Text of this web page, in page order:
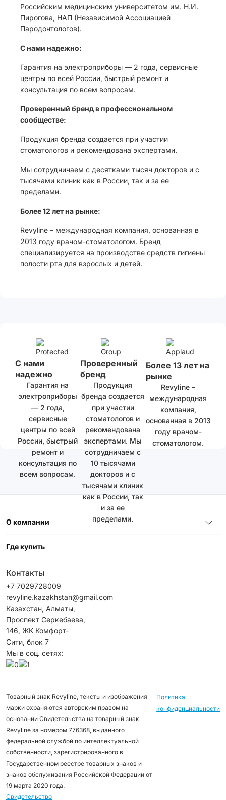
Российским медицинским университетом им. Н.И.
Пирогова, НАП (Независимой Ассоциацией
Пародонтологов).
С нами надежно:
Гарантия на электроприборы — 2 года, сервисные
центры по всей России, быстрый ремонт и
консультация по всем вопросам.
Проверенный бренд в профессиональном
сообществе:
Продукция бренда создается при участии
стоматологов и рекомендована экспертами.
Мы сотрудничаем с десятками тысяч докторов и с
тысячами клиник как в России, так и за ее
пределами.
Более 12 лет на рынке:
Revyline – международная компания, основанная в
2013 году врачом-стоматологом. Бренд
специализируется на производстве средств гигиены
полости рта для взрослых и детей.
С нами
надежно
Гарантия на
электроприборы
— 2 года,
сервисные
центры по всей
России, быстрый
ремонт и
консультация по
всем вопросам.
Проверенный
бренд
Продукция
бренда создается
при участии
стоматологов и
рекомендована
экспертами. Мы
сотрудничаем с
10 тысячами
докторов и с
тысячами клиник
как в России, так
и за ее
пределами.
Более 13 лет на
рынке
Revyline –
международная
компания,
основанная в 2013
году врачом-
стоматологом.
О компании
Где купить
Контакты
+7 7029728009
revyline.kazakhstan@gmail.com
Казахстан, Алматы,
Проспект Серкебаева,
146, ЖК Комфорт-
Сити, блок 7
Мы в соц. сетях:
Товарный знак Revyline, тексты и изображения
марки охраняются авторским правом на
основании Свидетельства на товарный знак
Revyline за номером 776368, выданного
федеральной службой по интеллектуальной
собственности, зарегистрированного в
Государственном реестре товарных знаков и
знаков обслуживания Российской Федерации от
19 марта 2020 года.
Свидетельство
Политика
конфиденциальности